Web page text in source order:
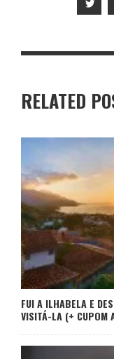
RELATED
FUI A ILHABELA E
VISITÁ-LA (+ CUPOM